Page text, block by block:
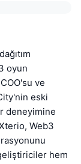
oyun
ve
eski
deneyimine
Web3
hem